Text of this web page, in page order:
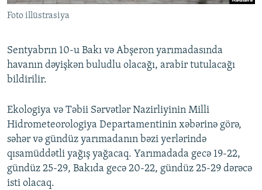
KARIKATURA
İSLAM VƏ DEMOKRATIYA
PEŞƏ ETIKASI VƏ JURNALISTIKA STANDARTLARIMIZ
AZADLIQRADIOSU MOBIL TELEFONUNUZDA
BIZIMLƏ ƏLAQƏ
BIZI IZLƏ
RFE/RL-in bütün saytları
Foto illüstrasiya
Sentyabrın 10-u Bakı və Abşeron yarımadasında
havanın dəyişkən buludlu olacağı, arabir tutulacağı
bildirilir.
Ekologiya və Təbii Sərvətlər Nazirliyinin Milli
Hidrometeorologiya Departamentinin xəbərinə görə,
səhər və gündüz yarımadanın bəzi yerlərində
qısamüddətli yağış yağacaq. Yarımadada gecə 19-22,
gündüz 25-29, Bakıda gecə 20-22, gündüz 25-29 dərəcə
isti olacaq.